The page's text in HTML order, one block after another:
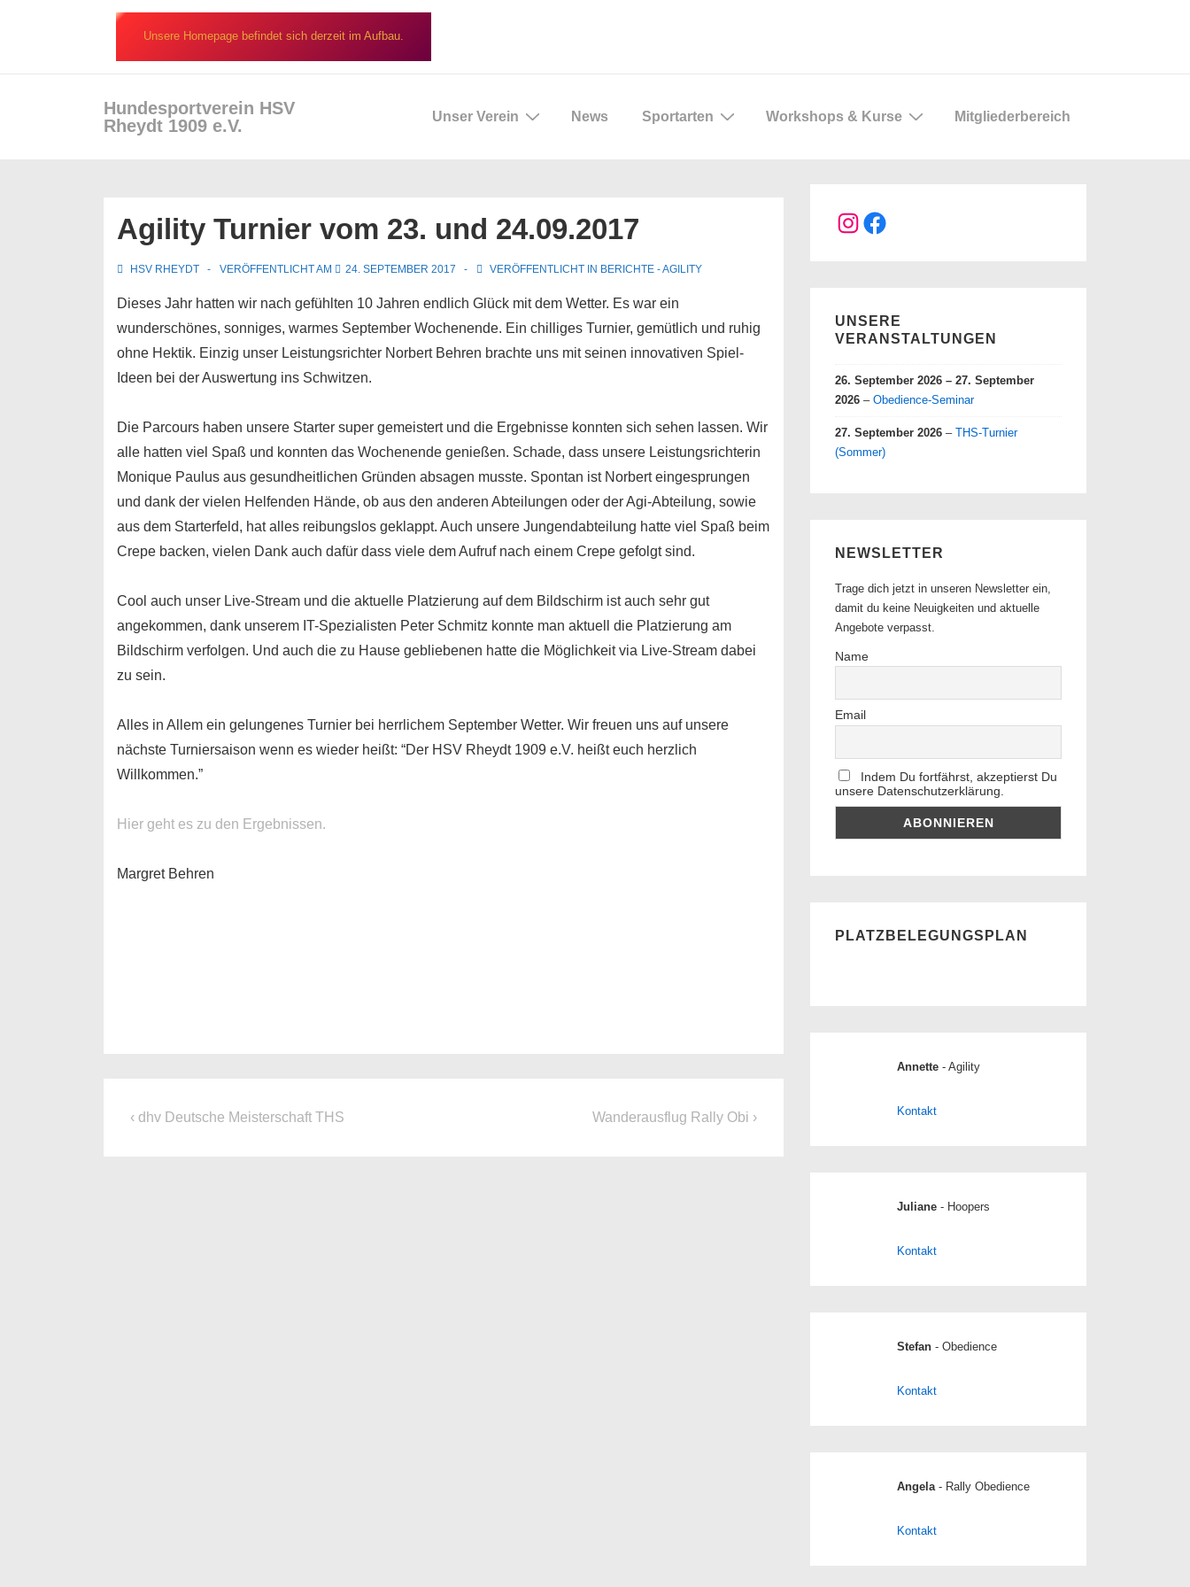
Unsere Homepage befindet sich derzeit im Aufbau.
Hundesportverein HSV
Rheydt 1909 e.V.
Hauptnavigation
Unser Verein News Sportarten Workshops & Kurse Mitgliederbereich
Agility Turnier vom 23. und 24.09.2017
HSV RHEYDT VERÖFFENTLICHT AM 24. SEPTEMBER 2017 VERÖFFENTLICHT IN BERICHTE - AGILITY
Dieses Jahr hatten wir nach gefühlten 10 Jahren endlich Glück mit dem Wetter. Es war ein
wunderschönes, sonniges, warmes September Wochenende. Ein chilliges Turnier, gemütlich und ruhig
ohne Hektik. Einzig unser Leistungsrichter Norbert Behren brachte uns mit seinen innovativen Spiel-
Ideen bei der Auswertung ins Schwitzen.
Die Parcours haben unsere Starter super gemeistert und die Ergebnisse konnten sich sehen lassen. Wir
alle hatten viel Spaß und konnten das Wochenende genießen. Schade, dass unsere Leistungsrichterin
Monique Paulus aus gesundheitlichen Gründen absagen musste. Spontan ist Norbert eingesprungen
und dank der vielen Helfenden Hände, ob aus den anderen Abteilungen oder der Agi-Abteilung, sowie
aus dem Starterfeld, hat alles reibungslos geklappt. Auch unsere Jungendabteilung hatte viel Spaß beim
Crepe backen, vielen Dank auch dafür dass viele dem Aufruf nach einem Crepe gefolgt sind.
Cool auch unser Live-Stream und die aktuelle Platzierung auf dem Bildschirm ist auch sehr gut
angekommen, dank unserem IT-Spezialisten Peter Schmitz konnte man aktuell die Platzierung am
Bildschirm verfolgen. Und auch die zu Hause gebliebenen hatte die Möglichkeit via Live-Stream dabei
zu sein.
Alles in Allem ein gelungenes Turnier bei herrlichem September Wetter. Wir freuen uns auf unsere
nächste Turniersaison wenn es wieder heißt: “Der HSV Rheydt 1909 e.V. heißt euch herzlich
Willkommen.”
Hier geht es zu den Ergebnissen.
Margret Behren
Beitragsnavigation
Previous
‹ dhv Deutsche Meisterschaft THS
Next
Wanderausflug Rally Obi ›
Instagram
Facebook
UNSERE
VERANSTALTUNGEN
26. September 2026 – 27. September
2026 – Obedience-Seminar
27. September 2026 – THS-Turnier
(Sommer)
NEWSLETTER
Trage dich jetzt in unseren Newsletter ein,
damit du keine Neuigkeiten und aktuelle
Angebote verpasst.
Name
Email
Indem Du fortfährst, akzeptierst Du
unsere Datenschutzerklärung.
PLATZBELEGUNGSPLAN
Annette- Agility
Kontakt
Juliane- Hoopers
Kontakt
Stefan- Obedience
Kontakt
Angela- Rally Obedience
Kontakt